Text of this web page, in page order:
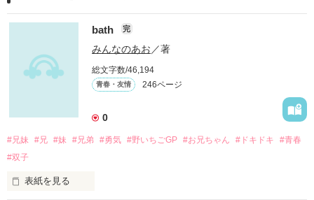
bath 完
みんなのあお ／著
総文字数/46,194
青春・友情 246ページ
0
#兄妹 #兄 #妹 #兄弟 #勇気 #野いちごGP #お兄ちゃん #ドキドキ
#青春
#双子
表紙を見る